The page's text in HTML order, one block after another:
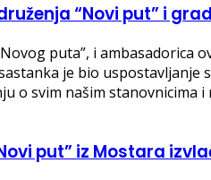
“Novi put” i
puta”, i
je bio uspostavljanje
o svim našim
put” iz Mostara